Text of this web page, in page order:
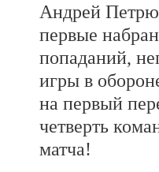
Андрей
первые
попаданий,
игры в
на первый
четверть
матча!